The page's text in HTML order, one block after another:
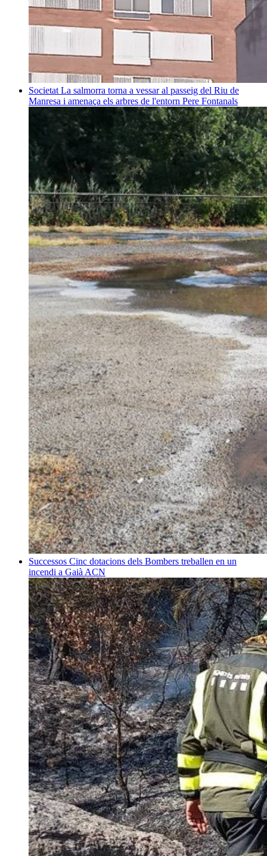
Societat La salmorra torna a vessar al passeig del Riu de
Manresa i amenaça els arbres de l'entorn Pere Fontanals
Successos Cinc dotacions dels Bombers treballen en un
incendi a Gaià ACN